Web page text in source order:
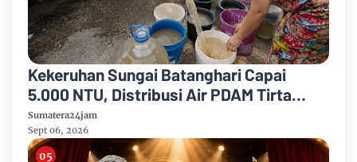
Kekeruhan Sungai Batanghari Capai
5.000 NTU, Distribusi Air PDAM Tirta
Mayang di Sejumlah Wilayah Terganggu
Sumatera24jam
Sept 06, 2026